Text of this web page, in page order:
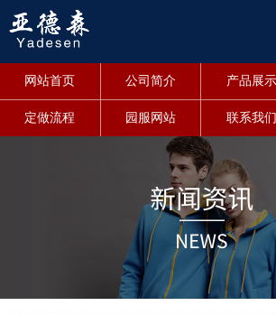
网站首页 公司简介 产品展示
定做流程 园服网站
联系我们